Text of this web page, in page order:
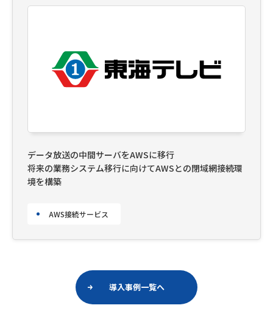
データ放送の中間サーバをAWSに移行
将来の業務システム移行に向けてAWSとの閉域網接続環
境を構築
AWS接続サービス
導入事例一覧へ